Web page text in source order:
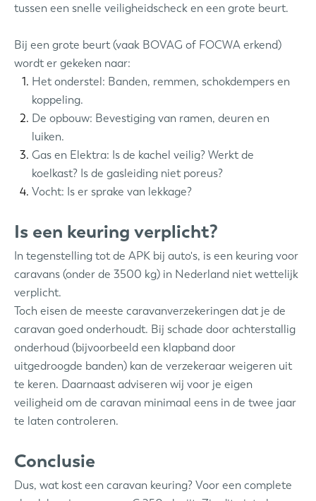
tussen een snelle veiligheidscheck en een grote beurt.
Bij een grote beurt (vaak BOVAG of FOCWA erkend)
wordt er gekeken naar:
Het onderstel: Banden, remmen, schokdempers en
koppeling.
De opbouw: Bevestiging van ramen, deuren en
luiken.
Gas en Elektra: Is de kachel veilig? Werkt de
koelkast? Is de gasleiding niet poreus?
Vocht: Is er sprake van lekkage?
Is een keuring verplicht?
In tegenstelling tot de APK bij auto's, is een keuring voor
caravans (onder de 3500 kg) in Nederland niet wettelijk
verplicht.
Toch eisen de meeste caravanverzekeringen dat je de
caravan goed onderhoudt. Bij schade door achterstallig
onderhoud (bijvoorbeeld een klapband door
uitgedroogde banden) kan de verzekeraar weigeren uit
te keren. Daarnaast adviseren wij voor je eigen
veiligheid om de caravan minimaal eens in de twee jaar
te laten controleren.
Conclusie
Dus, wat kost een caravan keuring? Voor een complete